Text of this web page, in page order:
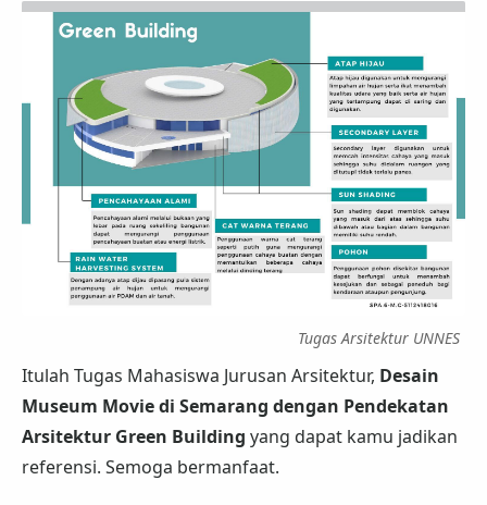
Tugas Arsitektur UNNES
Itulah Tugas Mahasiswa Jurusan Arsitektur, Desain
Museum Movie di Semarang dengan Pendekatan
Arsitektur Green Building yang dapat kamu jadikan
referensi. Semoga bermanfaat.